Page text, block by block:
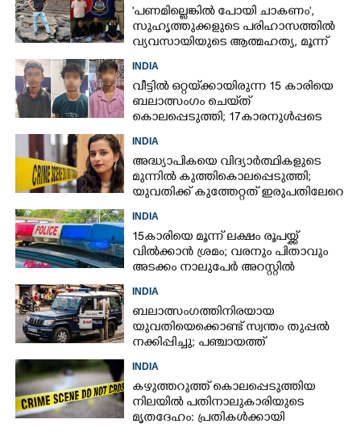
'പണമില്ലെങ്കിൽ പോയി ചാകണം',
സുഹൃത്തുക്കളുടെ പരിഹാസത്തിൽ
വ്യവസായിയുടെ ആത്മഹത്യ, മൂന്ന്
INDIA
വീട്ടിൽ ഒറ്റയ്‌ക്കായിരുന്ന 15 കാരിയെ
ബലാത്സംഗം ചെയ്‌ത്
കൊലപ്പെടുത്തി; 17കാരനുൾപ്പടെ
INDIA
അദ്ധ്യാപികയെ വിദ്യാർത്ഥികളുടെ
മുന്നിൽ കുത്തികൊലപ്പെടുത്തി;
യുവതിക്ക് കുത്തേറ്റത് ഇരുപതിലേറെ
INDIA
15കാരിയെ മൂന്ന് ലക്ഷം രൂപയ്ക്ക്
വിൽക്കാൻ ശ്രമം; വരനും പിതാവും
അടക്കം നാലുപേർ അറസ്റ്റിൽ
INDIA
ബലാത്സംഗത്തിനിരയായ
യുവതിയെക്കൊണ്ട് സ്വന്തം തുപ്പൽ
നക്കിപ്പിച്ചു; പഞ്ചായത്ത്
പൊലീസ്‌
INDIA
കഴുത്തറുത്ത് കൊലപ്പെടുത്തിയ
നിലയിൽ പതിനാലുകാരിയുടെ
മൃതദേഹം: പ്രതികൾക്കായി